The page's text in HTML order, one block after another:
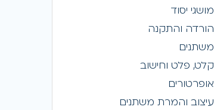
מושגי יסוד
הורדה והתקנה
משתנים
קלט, פלט וחישוב
אופרטורים
עיצוב והמרת משתנים